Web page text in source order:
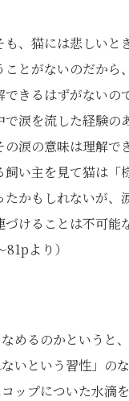
も、猫には悲しいと
ことがないのだから
できるはずがないの
で涙を流した経験の
の涙の意味は理解で
飼い主を見て猫は「
たかもしれないが、
づけることは不可能
81pより）
めるのかというと
いという習性」の
ップについた水滴